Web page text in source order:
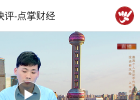
评-点掌财经